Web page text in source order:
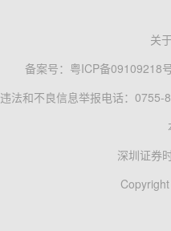
关
备案号： 粤ICP备09109218
违法和不良信息举报电话：0755-
深圳证券